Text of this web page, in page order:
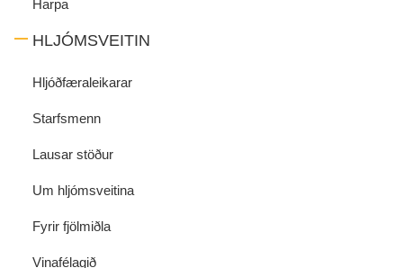
Harpa
HLJÓMSVEITIN
Hljóðfæraleikarar
Starfsmenn
Lausar stöður
Um hljómsveitina
Fyrir fjölmiðla
Vinafélagið